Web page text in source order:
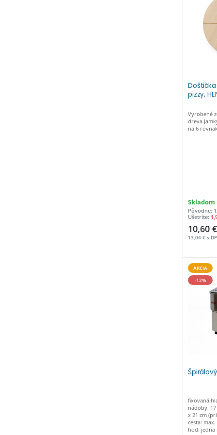
keď je
vhodný
Krájanie
s
predáva
220 mm
rezu do
krájaného
pizzy,
Vyrobené
dreva
na 6
Skladom
Pôvodne:
Ušetríte:
10,60 €
13,04 € s
AKCIA
-12%
fixovaná
nádoby:
x 21 cm
cesta:
hod. jedna